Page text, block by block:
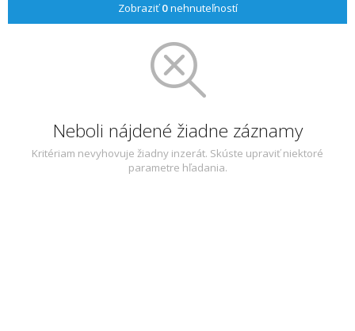
Zobraziť0nehnuteľností
Neboli nájdené žiadne záznamy
Kritériam nevyhovuje žiadny inzerát. Skúste upraviť niektoré
parametre hľadania.